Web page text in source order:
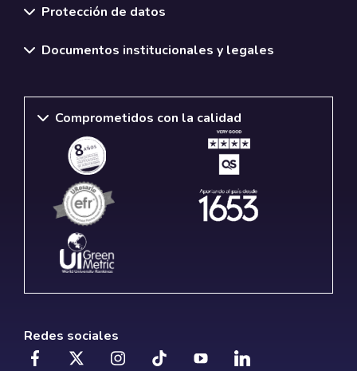
Protección de datos
Documentos institucionales y legales
Comprometidos con la calidad
Redes sociales